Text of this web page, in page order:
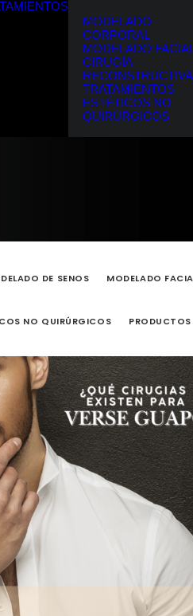
MODELADO
CORPORAL
MODELADO
CIRUGÍA
RECONSTRUCTIVA
TRATAMIENTOS
ESTÉTICOS NO
QUIRÚRGICOS
DE SENOS MODELADO
NO QUIRÚRGICOS